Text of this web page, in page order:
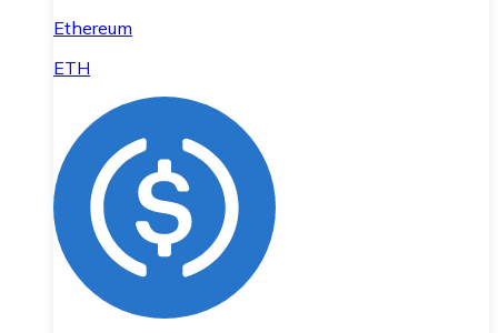
Ethereum
ETH